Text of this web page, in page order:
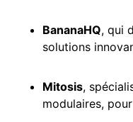
BananaHQ, qui
solutions
Mitosis,
modulaires,